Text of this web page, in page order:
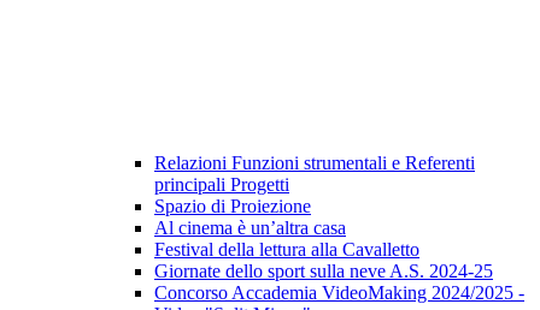
Relazioni Funzioni strumentali e Referenti
principali Progetti
Spazio di Proiezione
Al cinema è un’altra casa
Festival della lettura alla Cavalletto
Giornate dello sport sulla neve A.S. 2024-25
Concorso Accademia VideoMaking 2024/2025 -